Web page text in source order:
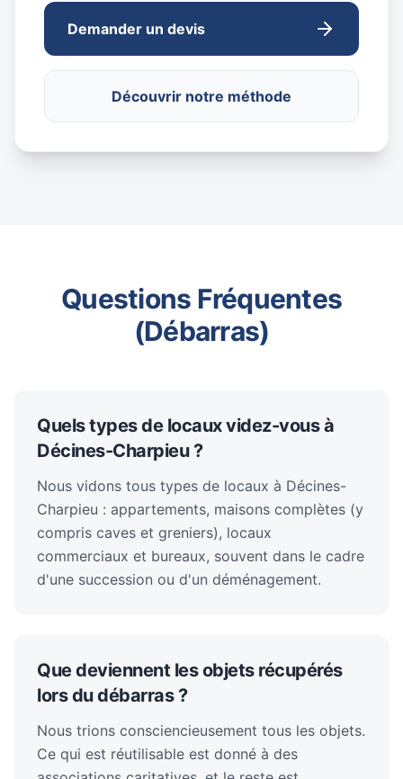
Demander un devis
Découvrir notre méthode
Questions Fréquentes
(Débarras)
Quels types de locaux videz-vous à
Décines-Charpieu ?
Nous vidons tous types de locaux à Décines-
Charpieu : appartements, maisons complètes (y
compris caves et greniers), locaux
commerciaux et bureaux, souvent dans le cadre
d'une succession ou d'un déménagement.
Que deviennent les objets récupérés
lors du débarras ?
Nous trions consciencieusement tous les objets.
Ce qui est réutilisable est donné à des